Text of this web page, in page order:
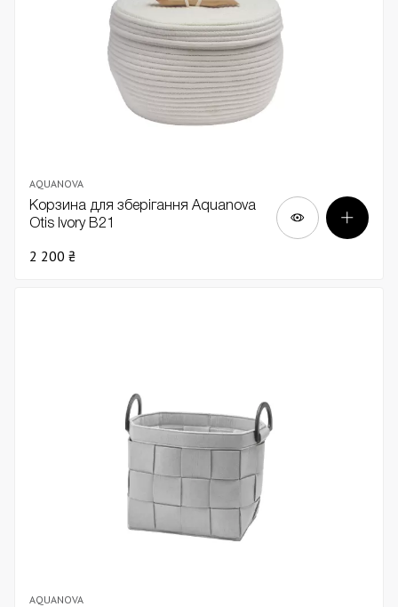
AQUANOVA
Корзина для зберігання Aquanova
Otis Ivory В21
2 200 ₴
AQUANOVA